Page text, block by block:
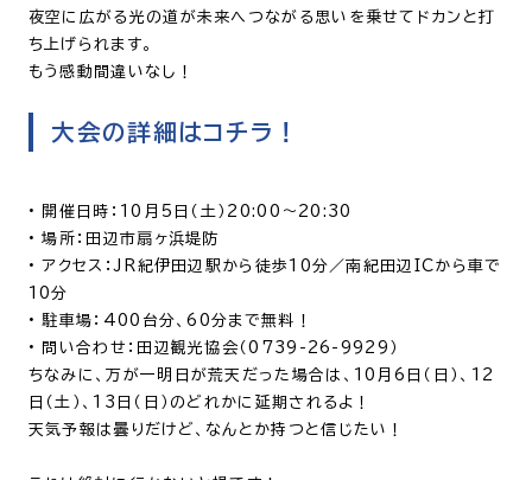
夜空に広がる光の道が未来へつながる思いを乗せてドカンと打
ち上げられます。
もう感動間違いなし！
大会の詳細はコチラ！
• 開催日時：10月5日（土）20:00～20:30
• 場所：田辺市扇ヶ浜堤防
• アクセス：JR紀伊田辺駅から徒歩10分／南紀田辺ICから車で
10分
• 駐車場：400台分、60分まで無料！
• 問い合わせ：田辺観光協会（0739-26-9929）
ちなみに、万が一明日が荒天だった場合は、10月6日（日）、12
日（土）、13日（日）のどれかに延期されるよ！
天気予報は曇りだけど、なんとか持つと信じたい！